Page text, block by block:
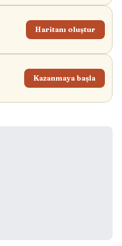
Haritanı oluştur
Kazanmaya başla